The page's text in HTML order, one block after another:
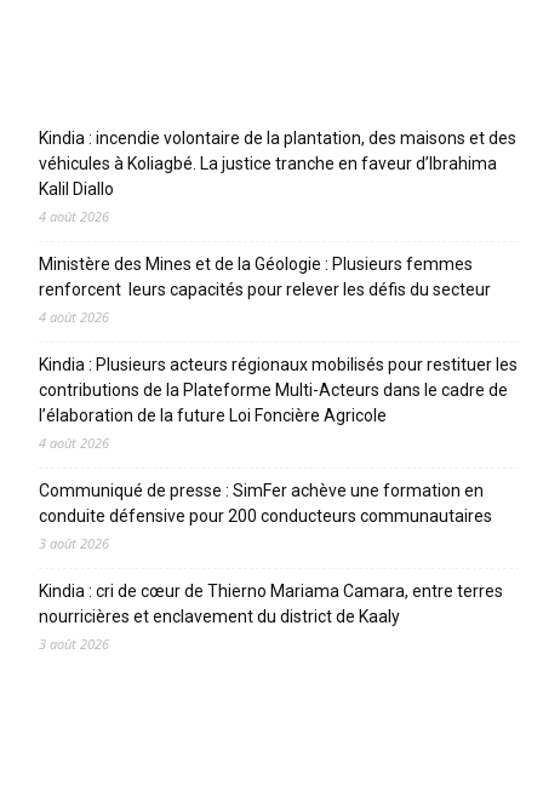
Kindia : incendie volontaire de la plantation, des maisons et des
véhicules à Koliagbé. La justice tranche en faveur d’Ibrahima
Kalil Diallo
4 août 2026
Ministère des Mines et de la Géologie : Plusieurs femmes
renforcent leurs capacités pour relever les défis du secteur
4 août 2026
Kindia : Plusieurs acteurs régionaux mobilisés pour restituer les
contributions de la Plateforme Multi-Acteurs dans le cadre de
l’élaboration de la future Loi Foncière Agricole
4 août 2026
Communiqué de presse : SimFer achève une formation en
conduite défensive pour 200 conducteurs communautaires
3 août 2026
Kindia : cri de cœur de Thierno Mariama Camara, entre terres
nourricières et enclavement du district de Kaaly
3 août 2026